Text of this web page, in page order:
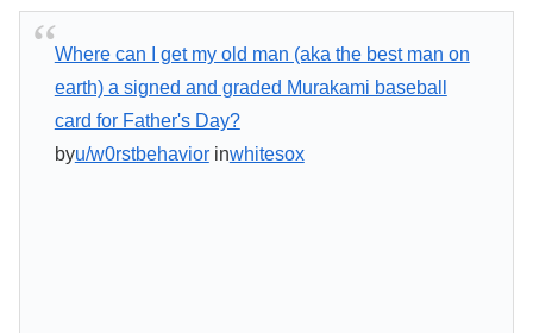
Where can I get my old man (aka the best man on
earth) a signed and graded Murakami baseball
card for Father's Day?
byu/w0rstbehaviorinwhitesox